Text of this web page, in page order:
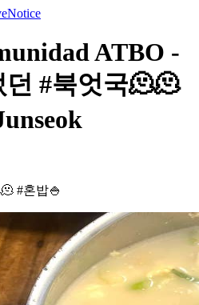
Notice
ATBO -
#북엇국🫠🫠
#혼밥🍚